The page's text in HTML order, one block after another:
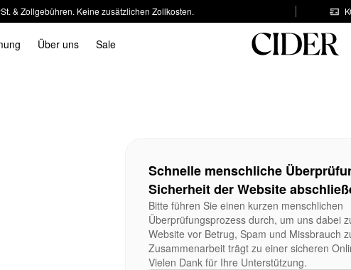
& Zollgebühren. Keine zusätzlichen Zollkosten.
Über uns Sale
Schnelle menschliche
Sicherheit der Website
Bitte führen Sie einen kurzen menschlichen
Überprüfungsprozess durch, um uns dabei
Website vor Betrug, Spam und Missbrauch
Zusammenarbeit trägt zu einer sicheren
Vielen Dank für Ihre Unterstützung.